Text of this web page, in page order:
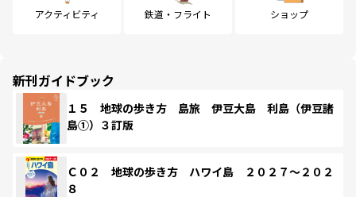
アクティビティ 鉄道・フライト ショップ
新刊ガイドブック
１５ 地球の歩き方 島旅 伊豆大島 利島（伊豆諸
島①）３訂版
Ｃ０２ 地球の歩き方 ハワイ島 ２０２７～２０２
８